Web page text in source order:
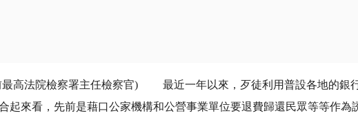
法院檢察署主任檢察官) 最近一年以來，歹徒利用普設各地的銀行
起來看，先前是藉口公家機構和公營事業單位要退費歸還民眾等等作